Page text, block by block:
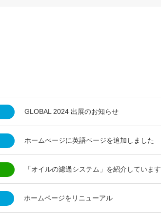
GLOBAL 2024 出展のお知らせ
ホームぺージに英語ページを追加しました
「オイルの濾過システム」を紹介しています
ホームページをリニューアル